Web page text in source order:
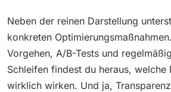
Neben der reinen Darstellung
konkreten
Vorgehen, A/B-Tests und
Schleifen findest du heraus, welche
wirklich wirken. Und ja,